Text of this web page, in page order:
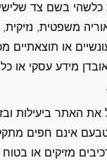
כלשהי בשם צד
משפטית,
או תוצאתיים
מידע עסקי או
האתר ביעילות
אינם חפים
מזיקים או